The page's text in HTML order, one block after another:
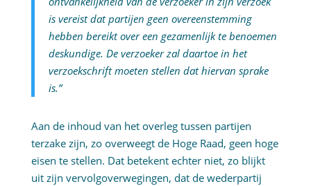
is vereist dat partijen geen overeenstemming
hebben bereikt over een gezamenlijk te benoemen
deskundige. De verzoeker zal daartoe in het
verzoekschrift moeten stellen dat hiervan sprake
is.”
Aan de inhoud van het overleg tussen partijen
terzake zijn, zo overweegt de Hoge Raad, geen hoge
eisen te stellen. Dat betekent echter niet, zo blijkt
uit zijn vervolgoverwegingen, dat de wederpartij